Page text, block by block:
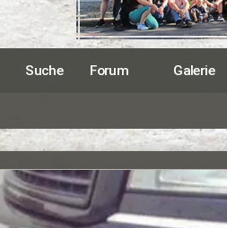
Suche Forum Galerie